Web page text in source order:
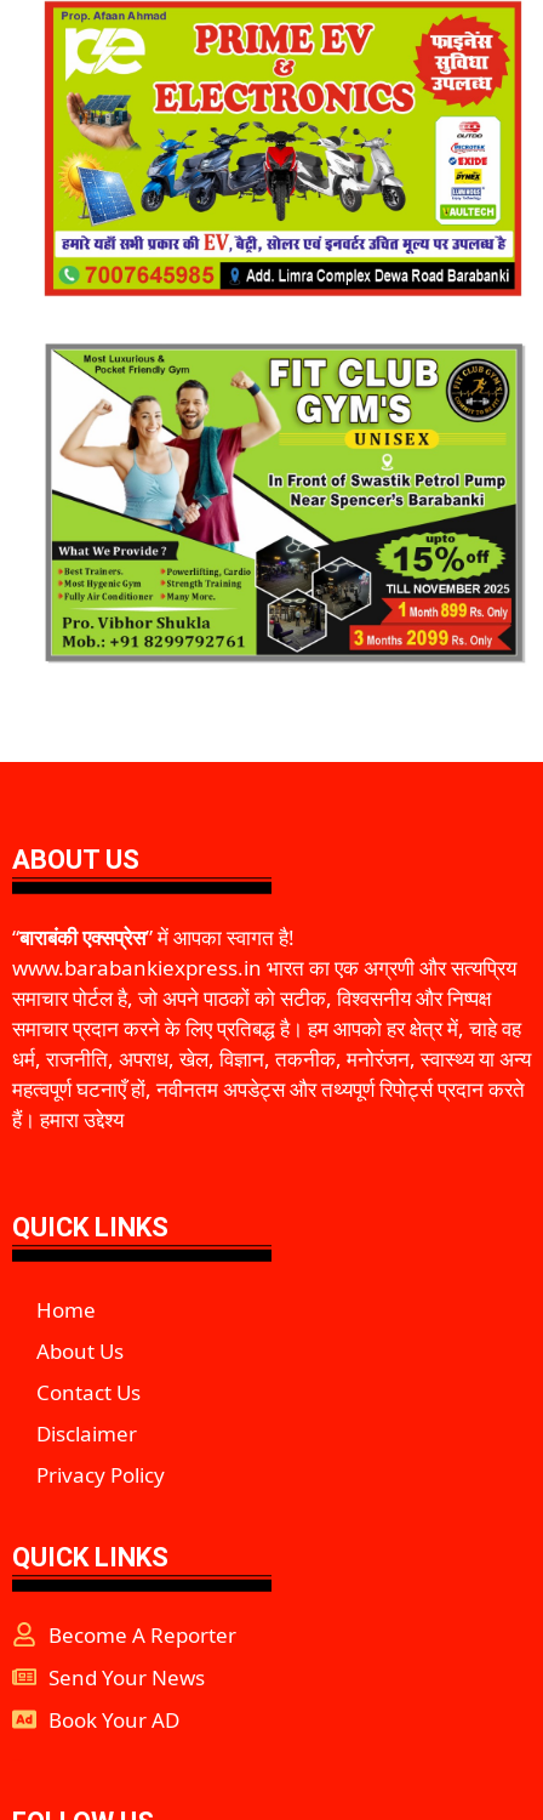
ABOUT US
“बाराबंकी एक्सप्रेस” में आपका स्वागत है!
www.barabankiexpress.in भारत का एक अग्रणी और सत्यप्रिय
समाचार पोर्टल है, जो अपने पाठकों को सटीक, विश्वसनीय और निष्पक्ष
समाचार प्रदान करने के लिए प्रतिबद्ध है। हम आपको हर क्षेत्र में, चाहे वह
धर्म, राजनीति, अपराध, खेल, विज्ञान, तकनीक, मनोरंजन, स्वास्थ्य या अन्य
महत्वपूर्ण घटनाएँ हों, नवीनतम अपडेट्स और तथ्यपूर्ण रिपोर्ट्स प्रदान करते
हैं। हमारा उद्देश्य
QUICK LINKS
Home
About Us
Contact Us
Disclaimer
Privacy Policy
QUICK LINKS
Become A Reporter
Send Your News
Book Your AD